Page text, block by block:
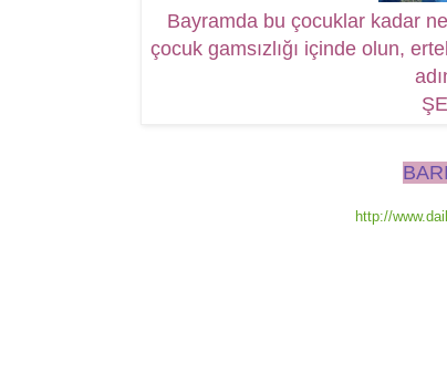
Bayramda bu çocuklar kadar
çocuk gamsızlığı içinde olun,
http://